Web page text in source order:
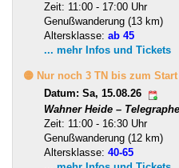
Zeit: 11:00 - 17:00 Uhr
Genußwanderung (13 km)
Altersklasse: ab 45
... mehr Infos und Tickets
🟡 Nur noch 3 TN bis zum Start
Datum: Sa, 15.08.26
Wahner Heide –
Zeit: 11:00 - 16:30 Uhr
Genußwanderung (12 km)
Altersklasse: 40-65